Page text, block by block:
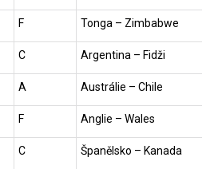
F Tonga – Zimbabwe
C Argentina – Fidži
A Austrálie – Chile
F Anglie – Wales
C Španělsko – Kanada